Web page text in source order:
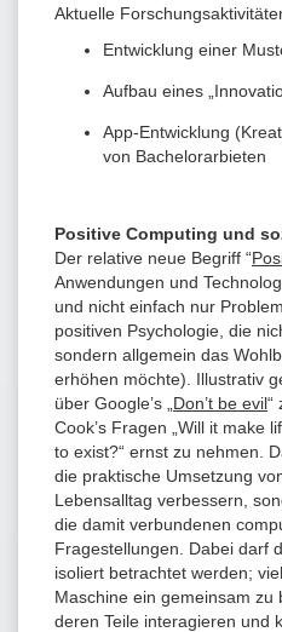
Aktuelle
Entwicklung einer
Aufbau eines
App-Entwicklung
von Bachelorarbieten
Positive Computing und
Der relative neue Begriff “
Anwendungen und
und nicht einfach nur
positiven Psychologie, die
sondern allgemein das
erhöhen möchte). Illustrativ
über Google’s „ Don’t be evil“
Cook’s Fragen „Will it make
to exist?“ ernst zu nehmen.
die praktische Umsetzung
Lebensalltag verbessern,
die damit verbundenen
Fragestellungen. Dabei darf
isoliert betrachtet werden;
Maschine ein gemeinsam zu
deren Teile interagieren und